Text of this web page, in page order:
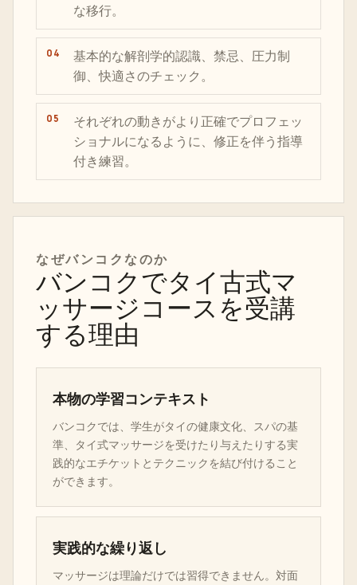
な移行。
基本的な解剖学的認識、禁忌、圧力制
御、快適さのチェック。
それぞれの動きがより正確でプロフェッ
ショナルになるように、修正を伴う指導
付き練習。
なぜバンコクなのか
バンコクでタイ古式マ
ッサージコースを受講
する理由
本物の学習コンテキスト
バンコクでは、学生がタイの健康文化、スパの基
準、タイ式マッサージを受けたり与えたりする実
践的なエチケットとテクニックを結び付けること
ができます。
実践的な繰り返し
マッサージは理論だけでは習得できません。対面